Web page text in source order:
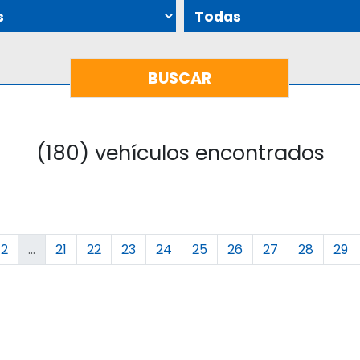
(180) vehículos encontrados
2 ... 21 22 23 24 25 26 27 28 29